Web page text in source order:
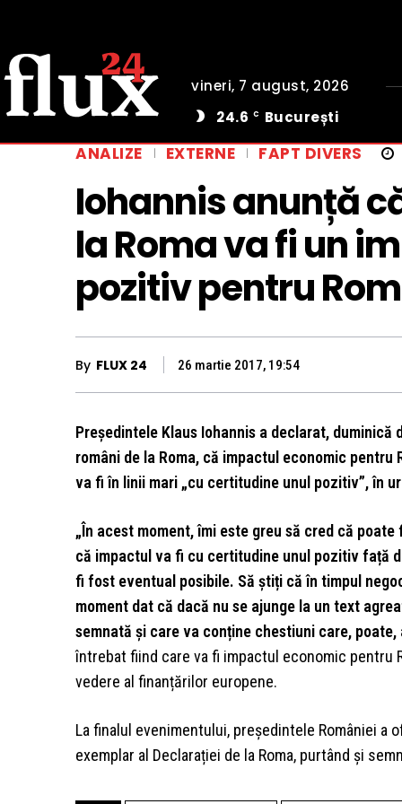
vineri, 7 august, 2026
24.6 C București
ANALIZE EXTERNE FAPT DIVERS
Iohannis anunță
la Roma va fi un
pozitiv pentru
By FLUX 24 26 martie 2017, 19:54
Președintele Klaus Iohannis a declarat,
români de la Roma, că impactul economic
va fi în linii mari „cu certitudine unul pozitiv”, în
„În acest moment, îmi este greu să cred că
că impactul va fi cu certitudine unul pozitiv față
fi fost eventual posibile. Să știți că în timpul
moment dat că dacă nu se ajunge la un text
semnată și care va conține chestiuni care,
întrebat fiind care va fi impactul economic pentru
vedere al finanțărilor europene.
La finalul evenimentului, președintele României a
exemplar al Declarației de la Roma, purtând și